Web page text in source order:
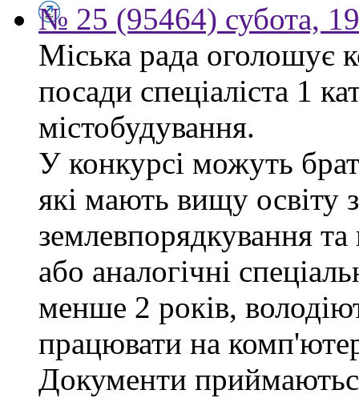
№ 25 (95464) субота,
Міська рада оголошує
посади спеціаліста 1
містобудування.
У конкурсі можуть
які мають вищу освіту
землевпорядкування
або аналогічні
менше 2 років,
працювати на
Документи